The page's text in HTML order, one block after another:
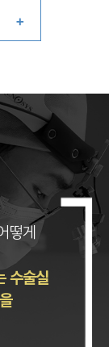
떻게
수술실